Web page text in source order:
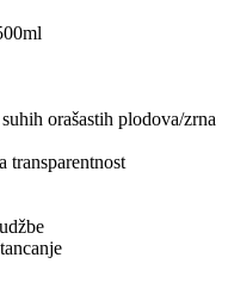
orašastih plodova/zrna
transparentnost